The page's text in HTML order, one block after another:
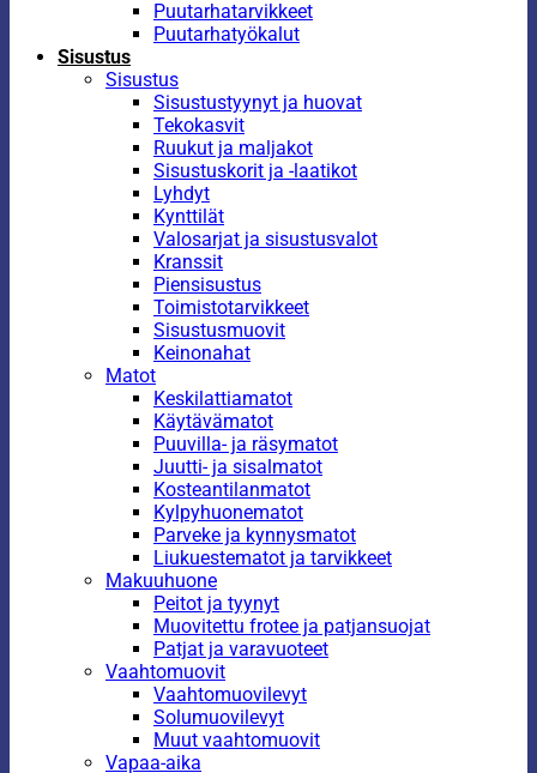
Puutarhatarvikkeet
Puutarhatyökalut
Sisustus
Sisustus
Sisustustyynyt ja huovat
Tekokasvit
Ruukut ja maljakot
Sisustuskorit ja -laatikot
Lyhdyt
Kynttilät
Valosarjat ja sisustusvalot
Kranssit
Piensisustus
Toimistotarvikkeet
Sisustusmuovit
Keinonahat
Matot
Keskilattiamatot
Käytävämatot
Puuvilla- ja räsymatot
Juutti- ja sisalmatot
Kosteantilanmatot
Kylpyhuonematot
Parveke ja kynnysmatot
Liukuestematot ja tarvikkeet
Makuuhuone
Peitot ja tyynyt
Muovitettu frotee ja patjansuojat
Patjat ja varavuoteet
Vaahtomuovit
Vaahtomuovilevyt
Solumuovilevyt
Muut vaahtomuovit
Vapaa-aika